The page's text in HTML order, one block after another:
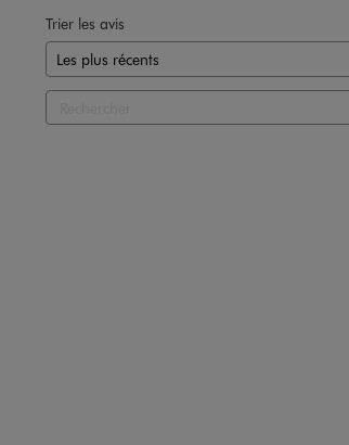
Trier les avis